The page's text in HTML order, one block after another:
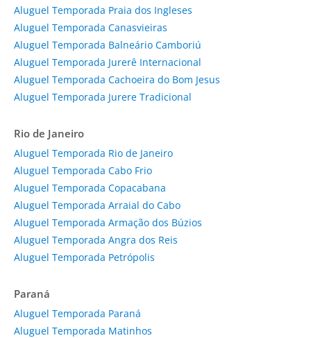
Aluguel Temporada Praia dos Ingleses
Aluguel Temporada Canasvieiras
Aluguel Temporada Balneário Camboriú
Aluguel Temporada Jurerê Internacional
Aluguel Temporada Cachoeira do Bom Jesus
Aluguel Temporada Jurere Tradicional
Rio de Janeiro
Aluguel Temporada Rio de Janeiro
Aluguel Temporada Cabo Frio
Aluguel Temporada Copacabana
Aluguel Temporada Arraial do Cabo
Aluguel Temporada Armação dos Búzios
Aluguel Temporada Angra dos Reis
Aluguel Temporada Petrópolis
Paraná
Aluguel Temporada Paraná
Aluguel Temporada Matinhos